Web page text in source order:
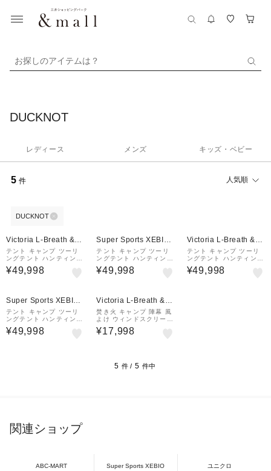
お探しのアイテムは？
DUCKNOT
レディース メンズ キッズ・ベビー
5 件 人気順
DUCKNOT
Victoria L-Breath &m
all店
テント キャンプ ツーリ
ングテント ハンティング
ヘキサ T/C (2022年度
版) 722201 オリーブド
¥49,998
Super Sports XEBIO
&mall店
テント キャンプ ツーリ
ングテント ハンティング
ヘキサ T/C (2022年度
版) 722201 オリーブド
¥49,998
Victoria L-Breath &m
all店
テント キャンプ ツーリ
ングテント ハンティング
ヘキサ T/C (2022年度
版) 722201 コヨーテ ア
¥49,998
Super Sports XEBIO
&mall店
テント キャンプ ツーリ
ングテント ハンティング
ヘキサ T/C (2022年度
版) 722201 コヨーテ ア
¥49,998
Victoria L-Breath &m
all店
焚き火 キャンプ 陣幕 風
よけ ウィンドスクリーン
BST 723103
¥17,998
5 件 / 5 件中
関連ショップ
ABC-MART
Super Sports XEBIO
ユニクロ